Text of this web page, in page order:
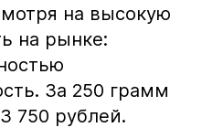
на высокую
на рынке:
За 250 грамм
750 рублей.